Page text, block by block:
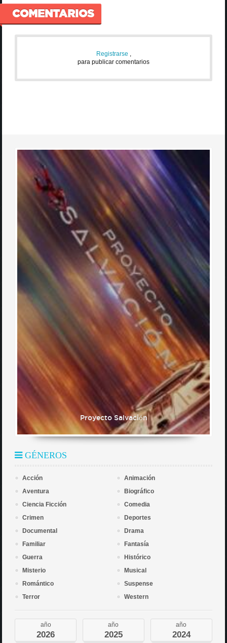
COMENTARIOS
Registrarse ,
para publicar comentarios
Proyecto Salvación
GÉNEROS
Acción
Animación
Aventura
Biográfico
Ciencia Ficción
Comedia
Crimen
Deportes
Documental
Drama
Familiar
Fantasía
Guerra
Histórico
Misterio
Musical
Romántico
Suspense
Terror
Western
año
2026
año
2025
año
2024